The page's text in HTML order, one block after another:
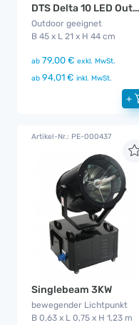
DTS Delta 10 LED Outdoor Funk
Outdoor geeignet
B 45 x L 21 x H 44 cm
ab 79,00 € exkl. MwSt.
ab 94,01 € inkl. MwSt.
+
Artikel-Nr.: PE-000437
Singlebeam 3KW
bewegender Lichtpunkt
B 0,63 x L 0,75 x H 1,23 m